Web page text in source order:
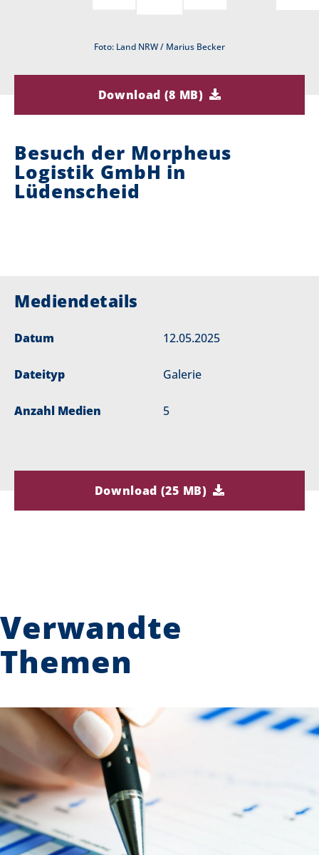
r
Foto: Land NRW / Marius Becker
Download (8 MB)
Besuch der Morpheus
Logistik GmbH in
Lüdenscheid
Mediendetails
Datum 12.05.2025
Dateityp Galerie
Anzahl Medien 5
Download (25 MB)
Verwandte
Themen